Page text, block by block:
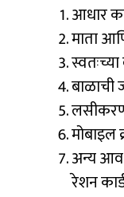
आधार
माता
बाळाची
मोबाइल
अन्य
रेशन